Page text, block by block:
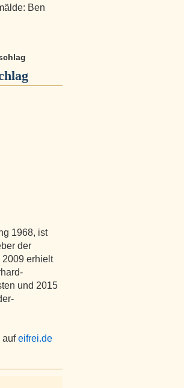
Ben
1968, ist
der
2009 erhielt
und 2015
aufeifrei.de